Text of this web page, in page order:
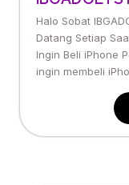
Halo Sobat
Datang Setiap
Ingin Beli iPhone
ingin membeli